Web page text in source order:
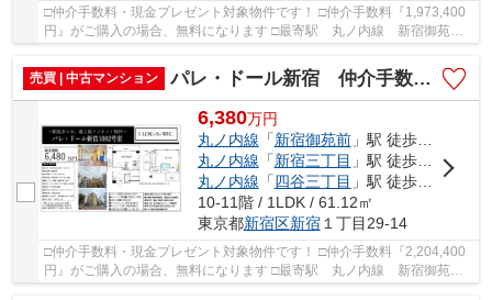
□仲介手数料・現金プレゼント対象物件です！ □仲介手数料『1,973,400
円』がご購入の場合、無料になります □最寄駅 丸ノ内線 新宿御苑前
売買 | 中古マンション
パレ・ドール新宿 仲介手数料無料＋40万円現金プレゼント中
6,380万円
丸ノ内線 「新宿御苑前」駅 徒歩5分
丸ノ内線 「新宿三丁目 」駅 徒歩9分
丸ノ内線 「四谷三丁目 」駅 徒歩12分
10-11階 / 1LDK / 61.12㎡
東京都新宿区新宿１丁目29-14
□仲介手数料・現金プレゼント対象物件です！ □仲介手数料『2,204,400
円』がご購入の場合、無料になります □最寄駅 丸ノ内線 新宿御苑前